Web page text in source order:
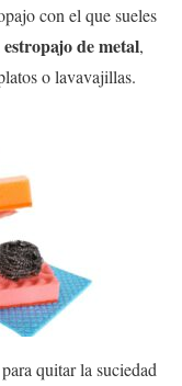
con el que sueles
estropajo de metal,
o lavavajillas.
quitar la suciedad